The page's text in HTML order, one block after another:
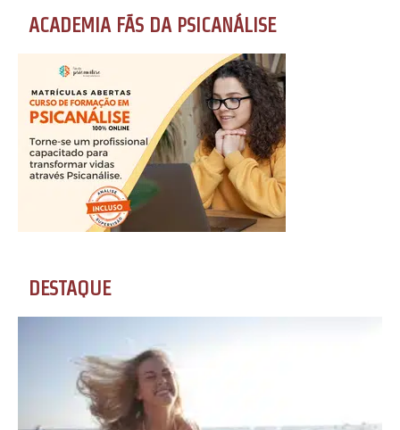
ACADEMIA FÃS DA PSICANÁLISE
DESTAQUE